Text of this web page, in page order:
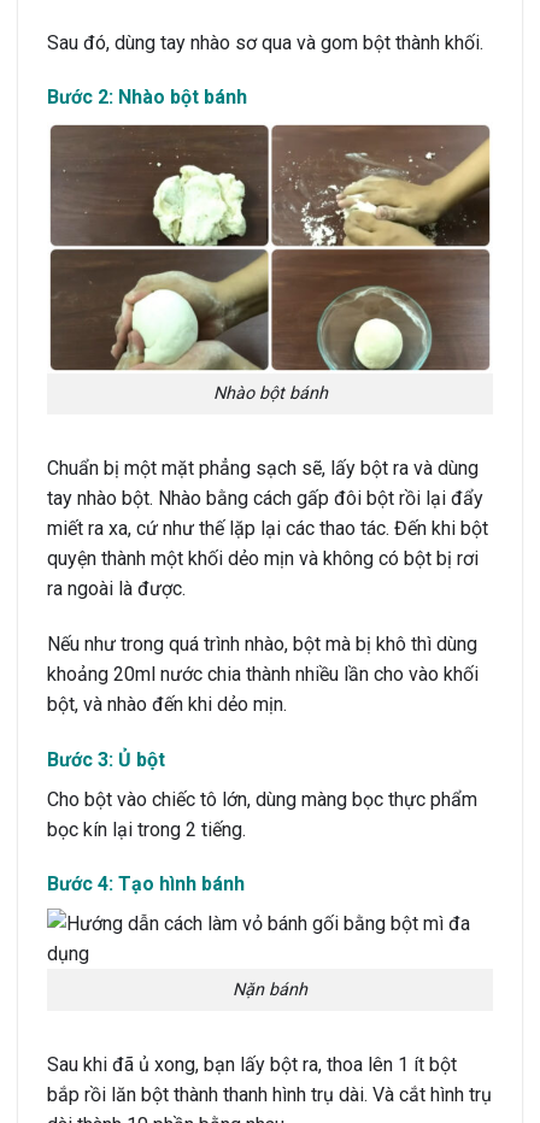
Sau đó, dùng tay nhào sơ qua và gom bột thành khối.
Bước 2: Nhào bột bánh
Nhào bột bánh
Chuẩn bị một mặt phẳng sạch sẽ, lấy bột ra và dùng
tay nhào bột. Nhào bằng cách gấp đôi bột rồi lại đẩy
miết ra xa, cứ như thế lặp lại các thao tác. Đến khi bột
quyện thành một khối dẻo mịn và không có bột bị rơi
ra ngoài là được.
Nếu như trong quá trình nhào, bột mà bị khô thì dùng
khoảng 20ml nước chia thành nhiều lần cho vào khối
bột, và nhào đến khi dẻo mịn.
Bước 3: Ủ bột
Cho bột vào chiếc tô lớn, dùng màng bọc thực phẩm
bọc kín lại trong 2 tiếng.
Bước 4: Tạo hình bánh
Nặn bánh
Sau khi đã ủ xong, bạn lấy bột ra, thoa lên 1 ít bột
bắp rồi lăn bột thành thanh hình trụ dài. Và cắt hình trụ